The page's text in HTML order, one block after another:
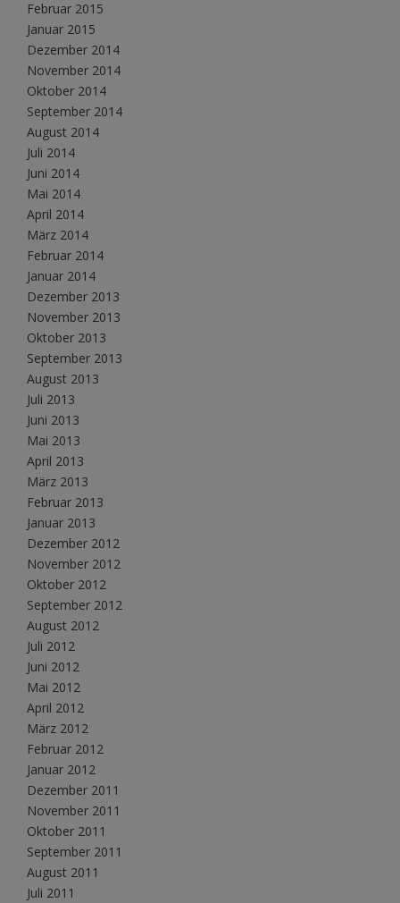
Februar 2015
Januar 2015
Dezember 2014
November 2014
Oktober 2014
September 2014
August 2014
Juli 2014
Juni 2014
Mai 2014
April 2014
März 2014
Februar 2014
Januar 2014
Dezember 2013
November 2013
Oktober 2013
September 2013
August 2013
Juli 2013
Juni 2013
Mai 2013
April 2013
März 2013
Februar 2013
Januar 2013
Dezember 2012
November 2012
Oktober 2012
September 2012
August 2012
Juli 2012
Juni 2012
Mai 2012
April 2012
März 2012
Februar 2012
Januar 2012
Dezember 2011
November 2011
Oktober 2011
September 2011
August 2011
Juli 2011